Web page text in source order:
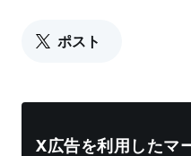
ポスト
X広告を利用したマ